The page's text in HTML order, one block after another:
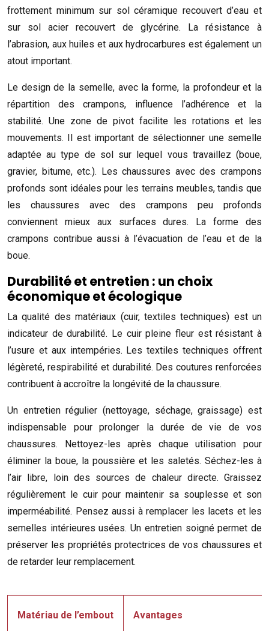
frottement minimum sur sol céramique recouvert d’eau et
sur sol acier recouvert de glycérine. La résistance à
l’abrasion, aux huiles et aux hydrocarbures est également un
atout important.
Le design de la semelle, avec la forme, la profondeur et la
répartition des crampons, influence l’adhérence et la
stabilité. Une zone de pivot facilite les rotations et les
mouvements. Il est important de sélectionner une semelle
adaptée au type de sol sur lequel vous travaillez (boue,
gravier, bitume, etc.). Les chaussures avec des crampons
profonds sont idéales pour les terrains meubles, tandis que
les chaussures avec des crampons peu profonds
conviennent mieux aux surfaces dures. La forme des
crampons contribue aussi à l’évacuation de l’eau et de la
boue.
Durabilité et entretien : un choix
économique et écologique
La qualité des matériaux (cuir, textiles techniques) est un
indicateur de durabilité. Le cuir pleine fleur est résistant à
l’usure et aux intempéries. Les textiles techniques offrent
légèreté, respirabilité et durabilité. Des coutures renforcées
contribuent à accroître la longévité de la chaussure.
Un entretien régulier (nettoyage, séchage, graissage) est
indispensable pour prolonger la durée de vie de vos
chaussures. Nettoyez-les après chaque utilisation pour
éliminer la boue, la poussière et les saletés. Séchez-les à
l’air libre, loin des sources de chaleur directe. Graissez
régulièrement le cuir pour maintenir sa souplesse et son
imperméabilité. Pensez aussi à remplacer les lacets et les
semelles intérieures usées. Un entretien soigné permet de
préserver les propriétés protectrices de vos chaussures et
de retarder leur remplacement.
Matériau de l’embout Avantages